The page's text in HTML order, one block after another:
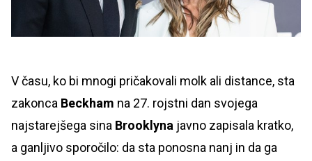
V času, ko bi mnogi pričakovali molk ali distance, sta
zakonca Beckham na 27. rojstni dan svojega
najstarejšega sina Brooklyna javno zapisala kratko,
a ganljivo sporočilo: da sta ponosna nanj in da ga